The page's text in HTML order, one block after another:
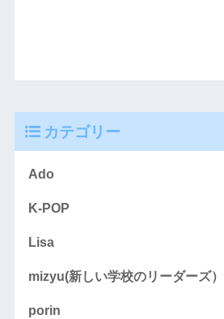
カテゴリー
Ado
K-POP
Lisa
mizyu(新しい学校のリーダーズ）
porin